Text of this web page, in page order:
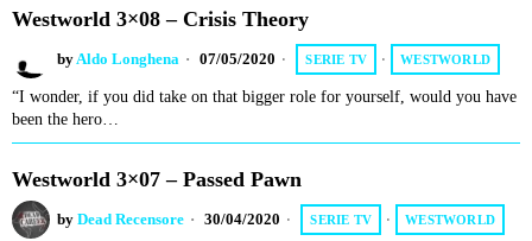
Westworld 3×08 – Crisis Theory
by Aldo Longhena 07/05/2020 SERIE TV · WESTWORLD
“I wonder, if you did take on that bigger role for yourself, would you have
been the hero…
Westworld 3×07 – Passed Pawn
by Dead Recensore 30/04/2020 SERIE TV · WESTWORLD